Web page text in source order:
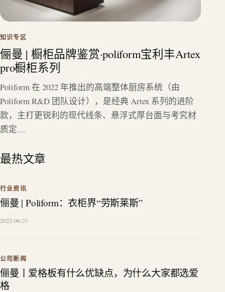
知识专区
俪曼 | 橱柜品牌鉴赏·poliform宝利丰Artex
pro橱柜系列
Poliform 在 2022 年推出的高端整体厨房系统（由
Poliform R&D 团队设计），是经典 Artex 系列的进阶
款，主打更锐利的现代线条、悬浮式厚台面与考究材
质定…
最热文章
行业资讯
俪曼 | Poliform：衣柜界“劳斯莱斯”
2022-06-21
公司新闻
俪曼丨爱格板有什么优缺点，为什么大家都选爱
格